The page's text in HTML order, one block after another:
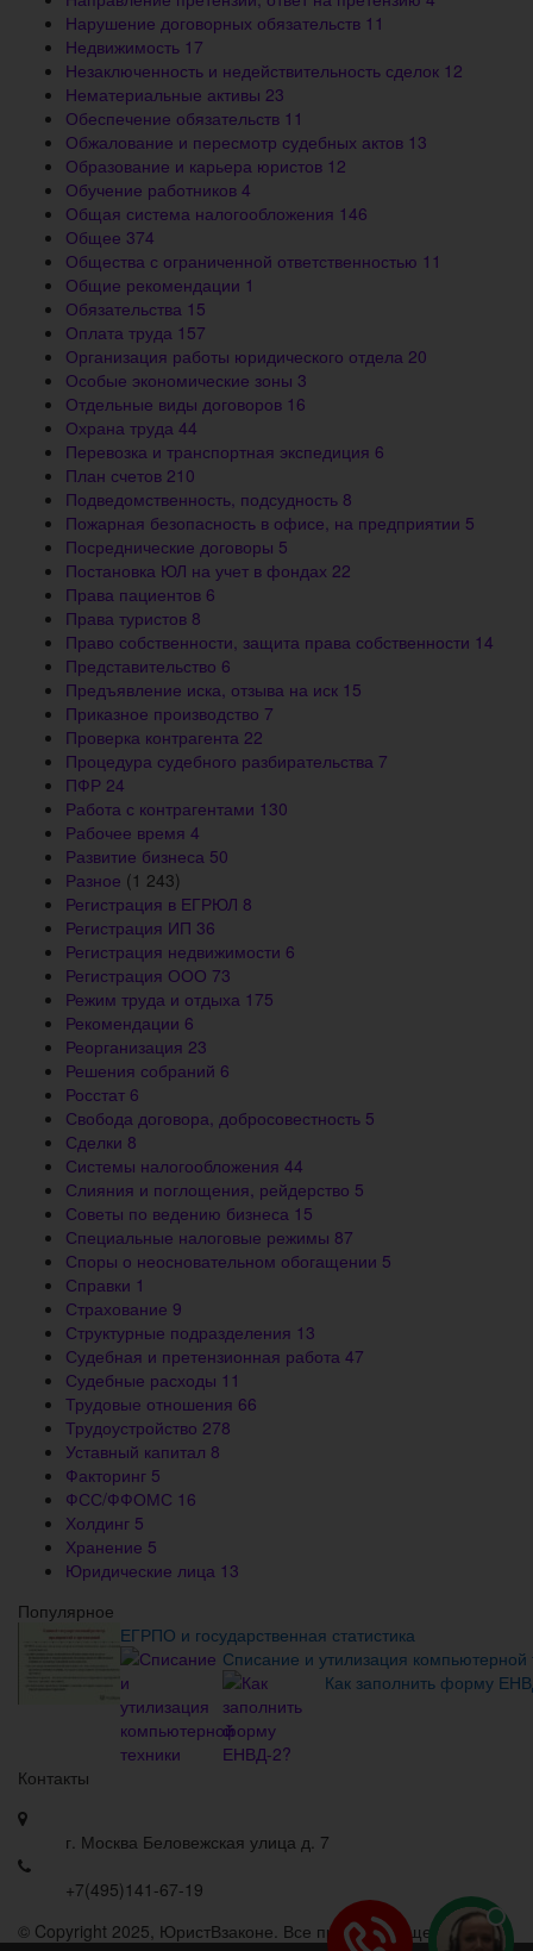
Нарушение договорных обязательств 11
Недвижимость 17
Незаключенность и недействительность сделок 12
Нематериальные активы 23
Обеспечение обязательств 11
Обжалование и пересмотр судебных актов 13
Образование и карьера юристов 12
Обучение работников 4
Общая система налогообложения 146
Общее 374
Общества с ограниченной ответственностью 11
Общие рекомендации 1
Обязательства 15
Оплата труда 157
Организация работы юридического отдела 20
Особые экономические зоны 3
Отдельные виды договоров 16
Охрана труда 44
Перевозка и транспортная экспедиция 6
План счетов 210
Подведомственность, подсудность 8
Пожарная безопасность в офисе, на предприятии 5
Посреднические договоры 5
Постановка ЮЛ на учет в фондах 22
Права пациентов 6
Права туристов 8
Право собственности, защита права собственности 14
Представительство 6
Предъявление иска, отзыва на иск 15
Приказное производство 7
Проверка контрагента 22
Процедура судебного разбирательства 7
ПФР 24
Работа с контрагентами 130
Рабочее время 4
Развитие бизнеса 50
Разное (1 243)
Регистрация в ЕГРЮЛ 8
Регистрация ИП 36
Регистрация недвижимости 6
Регистрация ООО 73
Режим труда и отдыха 175
Рекомендации 6
Реорганизация 23
Решения собраний 6
Росстат 6
Свобода договора, добросовестность 5
Сделки 8
Системы налогообложения 44
Слияния и поглощения, рейдерство 5
Советы по ведению бизнеса 15
Специальные налоговые режимы 87
Споры о неосновательном обогащении 5
Справки 1
Страхование 9
Структурные подразделения 13
Судебная и претензионная работа 47
Судебные расходы 11
Трудовые отношения 66
Трудоустройство 278
Уставный капитал 8
Факторинг 5
ФСС/ФФОМС 16
Холдинг 5
Хранение 5
Юридические лица 13
Популярное
ЕГРПО и государственная статистика
Списание и утилизация компьютерной
Как заполнить форму
Контакты
г. Москва Беловежская улица д. 7
+7(495)141-67-19
© Copyright 2025, ЮристВзаконе. Все права защищены.